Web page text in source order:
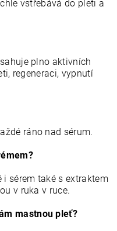
vstřebává do pleti a
plno aktivních
regeneraci, vypnutí
ráno nad sérum.
i sérem také s extraktem
v ruka v ruce.
mastnou pleť?